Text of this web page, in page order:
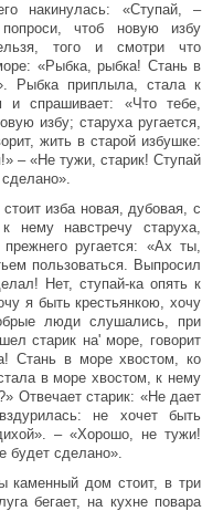
накинулась: «Ступай, –
чтоб новую избу
того и смотри что
«Рыбка, рыбка! Стань в
Рыбка приплыла, стала к
и спрашивает: «Что тебе,
избу; старуха ругается,
жить в старой избушке:
– «Не тужи, старик! Ступай
изба новая, дубовая, с
нему навстречу старуха,
ругается: «Ах ты,
пользоваться. Выпросил
Нет, ступай-ка опять к
я быть крестьянкою, хочу
люди слушались, при
старик на' море, говорит
Стань в море хвостом, ко
в море хвостом, к нему
Отвечает старик: «Не дает
не хочет быть
– «Хорошо, не тужи!
будет сделано».
каменный дом стоит, в три
бегает, на кухне повара